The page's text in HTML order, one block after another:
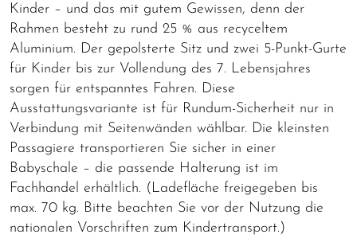
Kinder – und das mit gutem Gewissen, denn der
Rahmen besteht zu rund 25 % aus recyceltem
Aluminium. Der gepolsterte Sitz und zwei 5-Punkt-Gurte
für Kinder bis zur Vollendung des 7. Lebensjahres
sorgen für entspanntes Fahren. Diese
Ausstattungsvariante ist für Rundum-Sicherheit nur in
Verbindung mit Seitenwänden wählbar. Die kleinsten
Passagiere transportieren Sie sicher in einer
Babyschale – die passende Halterung ist im
Fachhandel erhältlich. (Ladefläche freigegeben bis
max. 70 kg. Bitte beachten Sie vor der Nutzung die
nationalen Vorschriften zum Kindertransport.)